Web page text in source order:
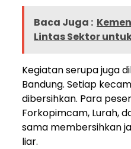
Baca Juga :
Lintas Sektor
Kegiatan serupa juga
Bandung. Setiap
dibersihkan. Para
Forkopimcam, Lurah,
sama membersihkan
liar.